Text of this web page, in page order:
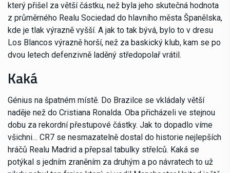
který přišel za větší částku, než byla jeho skutečná hodnota
z průměrného Realu Sociedad do hlavního města Španělska,
kde je tlak výrazně vyšší. A jak to tak bývá, bylo to v dresu
Los Blancos výrazně horší, než za baskický klub, kam se po
dvou letech defenzivně laděný středopolař vrátil.
Kaká
Génius na špatném místě. Do Brazilce se vkládaly větší
naděje než do Cristiana Ronalda. Oba přicházeli ve stejnou
dobu za rekordní přestupové částky. Jak to dopadlo víme
všichni… CR7 se nesmazatelně dostal do historie nejlepších
hráčů Realu Madrid a přepsal tabulky střelců. Kaká se
potýkal s jedním zraněním za druhým a po návratech to už